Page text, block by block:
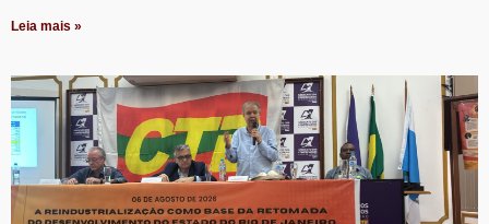
Leia mais »